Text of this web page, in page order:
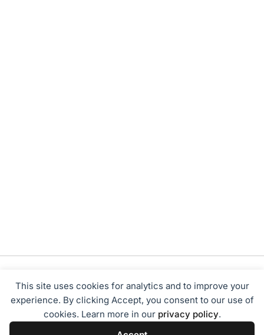
This site uses cookies for analytics and to improve your
experience. By clicking Accept, you consent to our use of
cookies. Learn more in our privacy policy.
Tentang Kami Redaksi Disclaimer
Privacy Policy